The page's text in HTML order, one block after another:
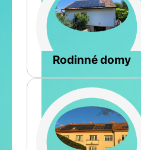
Rodinné domy
Šikmá